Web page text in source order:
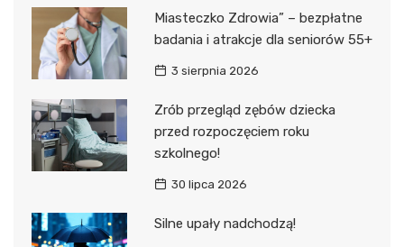
Miasteczko Zdrowia” – bezpłatne
badania i atrakcje dla seniorów 55+
3 sierpnia 2026
Zrób przegląd zębów dziecka
przed rozpoczęciem roku
szkolnego!
30 lipca 2026
Silne upały nadchodzą!